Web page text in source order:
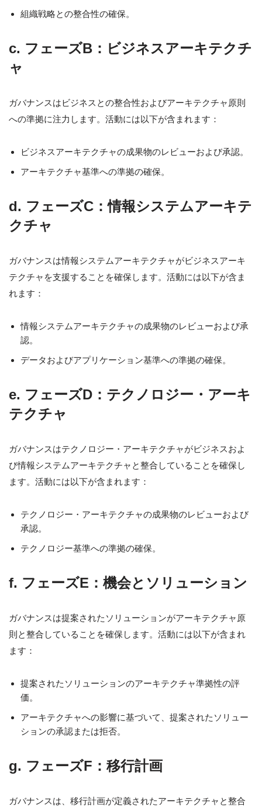
組織戦略との整合性の確保。
c. フェーズB：ビジネスアーキテクチ
ャ
ガバナンスはビジネスとの整合性およびアーキテクチャ原則
への準拠に注力します。活動には以下が含まれます：
ビジネスアーキテクチャの成果物のレビューおよび承認。
アーキテクチャ基準への準拠の確保。
d. フェーズC：情報システムアーキテ
クチャ
ガバナンスは情報システムアーキテクチャがビジネスアーキ
テクチャを支援することを確保します。活動には以下が含ま
れます：
情報システムアーキテクチャの成果物のレビューおよび承
認。
データおよびアプリケーション基準への準拠の確保。
e. フェーズD：テクノロジー・アーキ
テクチャ
ガバナンスはテクノロジー・アーキテクチャがビジネスおよ
び情報システムアーキテクチャと整合していることを確保し
ます。活動には以下が含まれます：
テクノロジー・アーキテクチャの成果物のレビューおよび
承認。
テクノロジー基準への準拠の確保。
f. フェーズE：機会とソリューション
ガバナンスは提案されたソリューションがアーキテクチャ原
則と整合していることを確保します。活動には以下が含まれ
ます：
提案されたソリューションのアーキテクチャ準拠性の評
価。
アーキテクチャへの影響に基づいて、提案されたソリュー
ションの承認または拒否。
g. フェーズF：移行計画
ガバナンスは、移行計画が定義されたアーキテクチャと整合